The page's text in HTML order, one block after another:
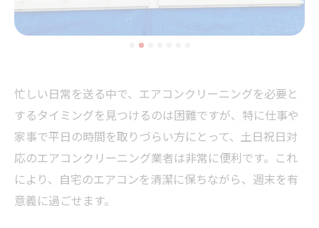
忙しい日常を送る中で、エアコンクリーニングを必要と
するタイミングを見つけるのは困難ですが、特に仕事や
家事で平日の時間を取りづらい方にとって、土日祝日対
応のエアコンクリーニング業者は非常に便利です。これ
により、自宅のエアコンを清潔に保ちながら、週末を有
意義に過ごせます。